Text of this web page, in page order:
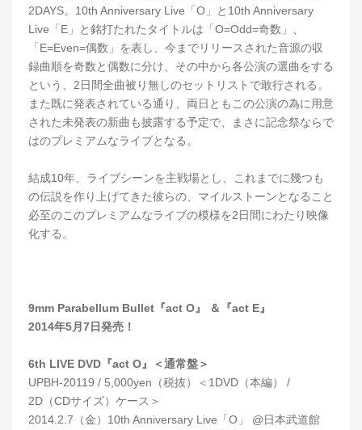
2DAYS。10th Anniversary Live「O」と10th Anniversary
Live「E」と銘打たれたタイトルは「O=Odd=奇数」、
「E=Even=偶数」を表し、今までリリースされた音源の収
録曲順を奇数と偶数に分け、その中から各公演の選曲をする
という、2日間全曲被り無しのセットリストで敢行される。
また既に発表されている通り、両日ともこの公演の為に用意
された未発表の新曲も披露する予定で、まさに記念祭ならで
はのプレミアムなライブとなる。
結成10年、ライブシーンを主戦場とし、これまでに幾つも
の伝説を作り上げてきた彼らの、マイルストーンとなること
必至のこのプレミアムなライブの模様を2日間にわたり映像
化する。
9mm Parabellum Bullet『act O』 ＆『act E』
2014年5月7日発売！
6th LIVE DVD『act O』＜通常盤＞
UPBH-20119 / 5,000yen（税抜）＜1DVD（本編） /
2D（CDサイズ）ケース＞
2014.2.7（金）10th Anniversary Live「O」 @日本武道館